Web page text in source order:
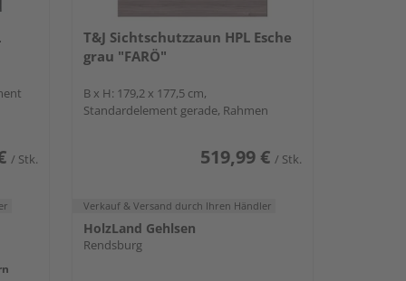
/ Stk.
T&J Sichtschutzzaun HPL Esche
grau "FARÖ"
B x H: 179,2 x 177,5 cm,
Standardelement gerade, Rahmen
519,99 € / Stk.
Verkauf & Versand durch Ihren Händler
HolzLand Gehlsen
Rendsburg